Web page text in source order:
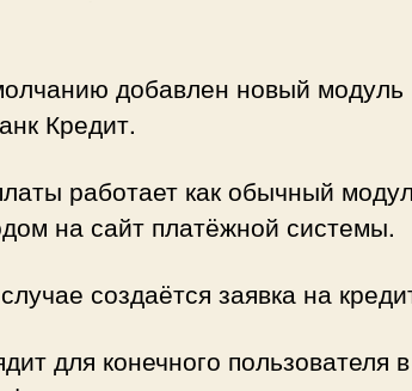
добавлен новый модуль
Кредит.
работает как обычный
на сайт платёжной системы.
создаётся заявка на
для конечного пользователя в